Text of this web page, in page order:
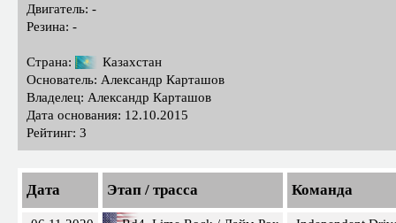
Двигатель: -
Резина: -
Страна:
Казахстан
Основатель: Александр Карташов
Владелец: Александр Карташов
Дата основания: 12.10.2015
Рейтинг: 3
Дата Этап / трасса Команда